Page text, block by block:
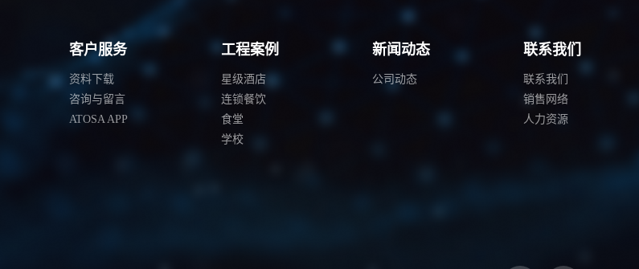
客户服务
资料下载
咨询与留言
ATOSA APP
工程案例
星级酒店
连锁餐饮
食堂
学校
新闻动态
公司动态
联系我们
联系我们
销售网络
人力资源